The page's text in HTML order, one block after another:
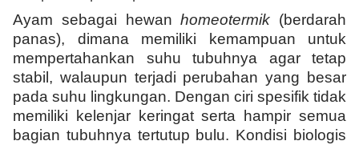
Ayam sebagai hewanhomeotermik (berdarah
panas), dimana memiliki kemampuan untuk
mempertahankan suhu tubuhnya agar tetap
stabil, walaupun terjadi perubahan yang besar
pada suhu lingkungan. Dengan ciri spesifik tidak
memiliki kelenjar keringat serta hampir semua
bagian tubuhnya tertutup bulu. Kondisi biologis